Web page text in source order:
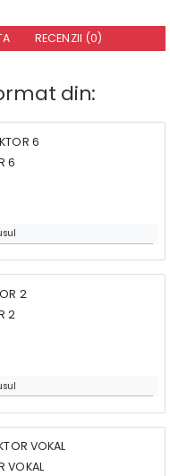
RECENZII (0)
din:
6
6
2
2
VOKAL
VOKAL